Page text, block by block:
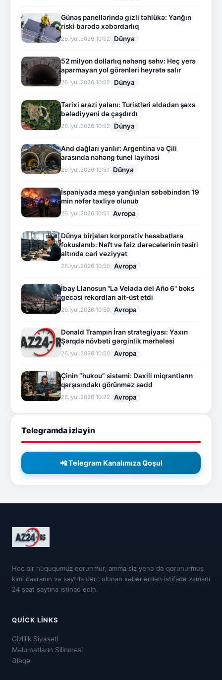
Günəş panellərində gizli təhlükə: Yanğın
riski barədə xəbərdarlıq
26.İyul.2026 10:52 Dünya
52 milyon dollarlıq nəhəng səhv: Heç yerə
aparmayan yol görənləri heyrətə salır
26.İyul.2026 10:52 Dünya
Tarixi ərazi yalanı: Turistləri aldadan şəxs
bələdiyyəni də çaşdırdı
26.İyul.2026 10:52 Dünya
And dağları yarılır: Argentina və Çili
arasında nəhəng tunel layihəsi
26.İyul.2026 10:51 Dünya
İspaniyada meşə yanğınları səbəbindən 19
min nəfər təxliyə olunub
26.İyul.2026 10:51 Avropa
Dünya birjaları korporativ hesabatlara
fokuslanıb: Neft və faiz dərəcələrinin təsiri
altında cari vəziyyət
26.İyul.2026 10:50 Avropa
İbay Llanosun "La Velada del Año 6" boks
gecəsi rekordları alt-üst etdi
26.İyul.2026 10:50 Avropa
Donald Trampın İran strategiyası: Yaxın
Şərqdə növbəti gərginlik mərhələsi
26.İyul.2026 10:50 Avropa
Çinin “hukou” sistemi: Daxili miqrantların
qarşısındakı görünməz sədd
26.İyul.2026 10:22 Avropa
Telegramda izləyin
📲 Telegram Kanalımıza Qoşul
Heç bir hüququmuz qorunmur, amma siz yenə də qorunurmuş
kimi davranın və saytda dərc olunan xəbərlərdən istifadə zamanı
24 saat saytına istinad edin.
QUICK LINKS
Gizlilik Siyasəti
Məlumatların Silinməsi
Əlaqə